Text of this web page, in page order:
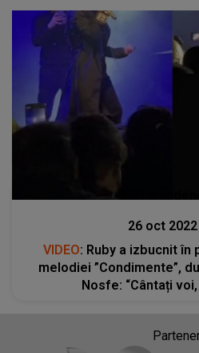
26 oct 2022
VIDEO: Ruby a izbucnit în
melodiei ”Condimente”,
Nosfe: “Cântați